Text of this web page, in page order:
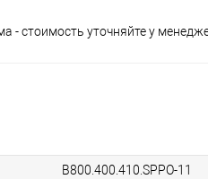
- стоимость уточняйте у
B800.400.410.SPPO-11